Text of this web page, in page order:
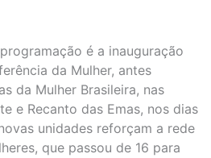
é a inauguração
da Mulher, antes
da Mulher Brasileira, nas
e Recanto das Emas, nos dias
unidades reforçam a rede
que passou de 16 para